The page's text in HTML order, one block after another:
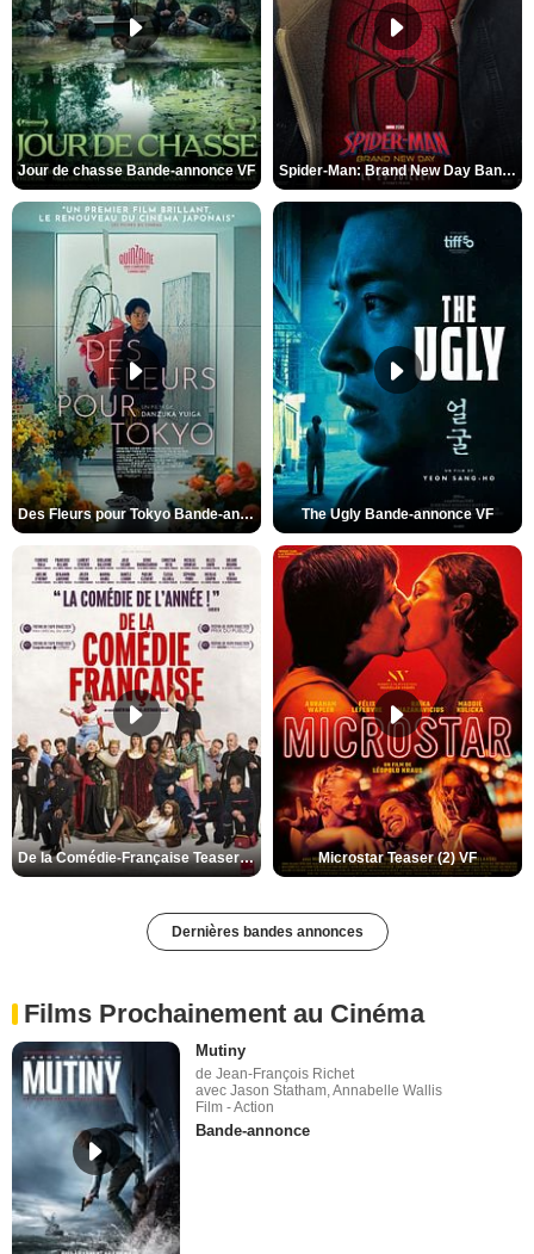
Jour de chasse Bande-annonce VF Spider-Man: Brand New Day Bande-annonce (3) VO STFR
Des Fleurs pour Tokyo Bande-annonce VO STFR The Ugly Bande-annonce VF
De la Comédie-Française Teaser (3) VF Microstar Teaser (2) VF
Dernières bandes annonces
Films Prochainement au Cinéma
Mutiny
de Jean-François Richet
avec Jason Statham, Annabelle Wallis
Film - Action
Bande-annonce